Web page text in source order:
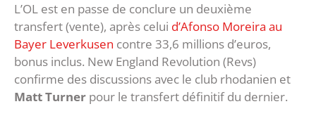
L’OL est en passe de conclure un deuxième
transfert (vente), après celui d’Afonso Moreira au
Bayer Leverkusen contre 33,6 millions d’euros,
bonus inclus. New England Revolution (Revs)
confirme des discussions avec le club rhodanien et
Matt Turner pour le transfert définitif du dernier.